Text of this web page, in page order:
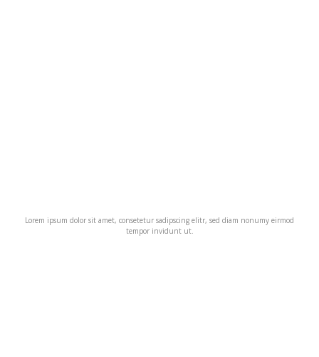
Lorem ipsum dolor sit amet, consetetur sadipscing elitr, sed diam nonumy eirmod
tempor invidunt ut.